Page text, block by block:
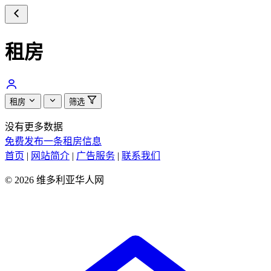
租房
租房 筛选
没有更多数据
免费发布一条租房信息
首页 | 网站简介 | 广告服务 | 联系我们
© 2026 维多利亚华人网